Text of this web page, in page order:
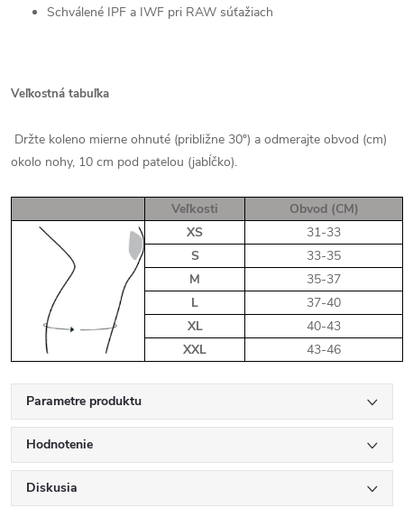
Schválené IPF a IWF pri RAW súťažiach
Veľkostná tabuľka
Držte koleno mierne ohnuté (približne 30º) a odmerajte obvod (cm)
okolo nohy, 10 cm pod patelou (jabĺčko).
Veľkosti
Obvod (CM)
XS
31-33
S
33-35
M
35-37
L
37-40
XL
40-43
XXL
43-46
Parametre produktu
Hodnotenie
Diskusia